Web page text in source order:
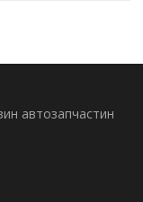
автозапчастин